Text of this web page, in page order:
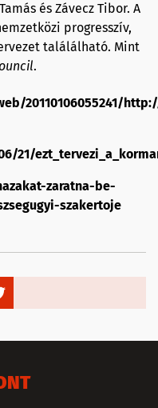
és Závecz Tibor. A
progresszív,
találálható. Mint
.
20110106055241/
21/
zaratna-be-
szakertoje